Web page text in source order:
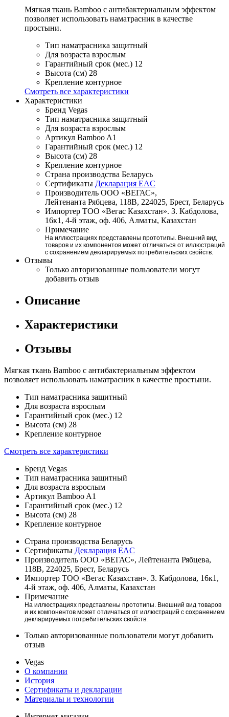
Мягкая ткань Bamboo с антибактериальным эффектом
позволяет использовать наматрасник в качестве
простыни.
Тип наматрасника защитный
Для возраста взрослым
Гарантийный срок (мес.) 12
Высота (см) 28
Крепление контурное
Смотреть все характеристики
Характеристики
Бренд Vegas
Тип наматрасника защитный
Для возраста взрослым
Артикул Bamboo A1
Гарантийный срок (мес.) 12
Высота (см) 28
Крепление контурное
Страна производства Беларусь
Сертификаты Декларация EAC
Производитель ООО «ВЕГАС»,
Лейтенанта Рябцева, 118В, 224025, Брест, Беларусь
Импортер ТОО «Вегас Казахстан». З. Кабдолова,
16к1, 4-й этаж, оф. 406, Алматы, Казахстан
Примечание
На иллюстрациях представлены прототипы. Внешний вид
товаров и их компонентов может отличаться от иллюстраций
с сохранением декларируемых потребительских свойств.
Отзывы
Только авторизованные пользователи могут
добавить отзыв
Описание
Характеристики
Отзывы
Мягкая ткань Bamboo с антибактериальным эффектом
позволяет использовать наматрасник в качестве простыни.
Тип наматрасника защитный
Для возраста взрослым
Гарантийный срок (мес.) 12
Высота (см) 28
Крепление контурное
Смотреть все характеристики
Бренд Vegas
Тип наматрасника защитный
Для возраста взрослым
Артикул Bamboo A1
Гарантийный срок (мес.) 12
Высота (см) 28
Крепление контурное
Страна производства Беларусь
Сертификаты Декларация EAC
Производитель ООО «ВЕГАС», Лейтенанта Рябцева,
118В, 224025, Брест, Беларусь
Импортер ТОО «Вегас Казахстан». З. Кабдолова, 16к1,
4-й этаж, оф. 406, Алматы, Казахстан
Примечание
На иллюстрациях представлены прототипы. Внешний вид товаров
и их компонентов может отличаться от иллюстраций с сохранением
декларируемых потребительских свойств.
Только авторизованные пользователи могут добавить
отзыв
Vegas
О компании
История
Сертификаты и декларации
Материалы и технологии